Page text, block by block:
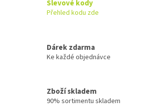
y
s
Slevové kody
Přehled kodu zde
Dárek zdarma
Ke každé objednávce
Zboží skladem
90% sortimentu skladem